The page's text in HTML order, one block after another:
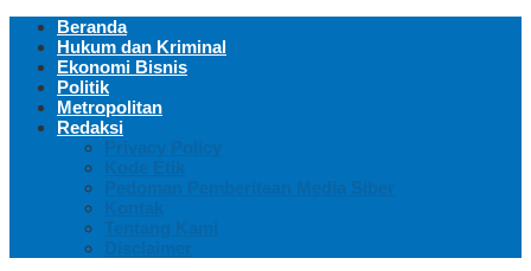
Beranda
Hukum dan Kriminal
Ekonomi Bisnis
Politik
Metropolitan
Redaksi
Privacy Policy
Kode Etik
Pedoman Pemberitaan Media Siber
Kontak
Tentang Kami
Disclaimer